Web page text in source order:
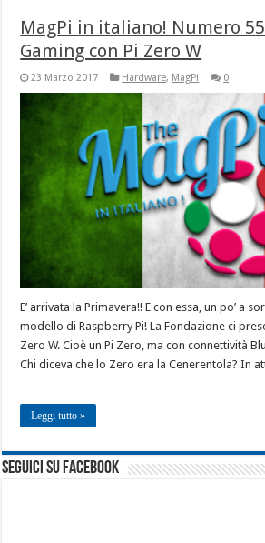
MagPi in italiano! Numero
Gaming con Pi Zero W
23 Marzo 2017 Hardware, MagPi 0
E’ arrivata la Primavera!! E con essa, un po’ a
modello di Raspberry Pi! La Fondazione ci
Zero W. Cioè un Pi Zero, ma con connettività
Chi diceva che lo Zero era la Cenerentola? In
Leggi tutto »
seguici su facebook